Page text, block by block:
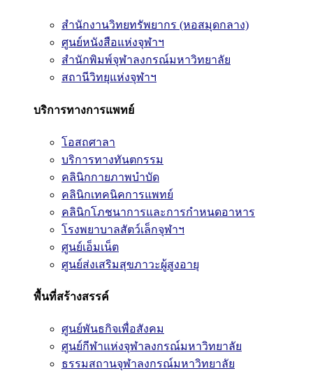
สำนักงานวิทยทรัพยากร (หอสมุดกลาง)
ศูนย์หนังสือแห่งจุฬาฯ
สำนักพิมพ์จุฬาลงกรณ์มหาวิทยาลัย
สถานีวิทยุแห่งจุฬาฯ
บริการทางการแพทย์
โอสถศาลา
บริการทางทันตกรรม
คลินิกกายภาพบำบัด
คลินิกเทคนิคการแพทย์
คลินิกโภชนาการและการกำหนดอาหาร
โรงพยาบาลสัตว์เล็กจุฬาฯ
ศูนย์เอ็มเน็ต
ศูนย์ส่งเสริมสุขภาวะผู้สูงอายุ
พื้นที่สร้างสรรค์
ศูนย์พันธกิจเพื่อสังคม
ศูนย์กีฬาแห่งจุฬาลงกรณ์มหาวิทยาลัย
ธรรมสถานจุฬาลงกรณ์มหาวิทยาลัย